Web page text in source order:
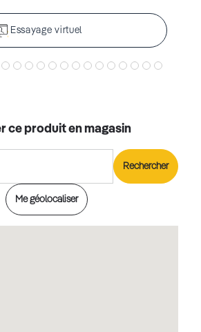
Essayage virtuel
ce produit en magasin